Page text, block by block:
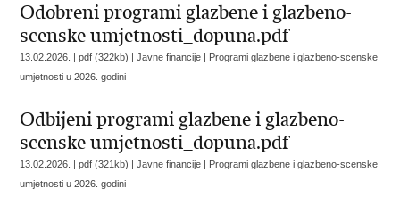
Odobreni programi glazbene i glazbeno-
scenske umjetnosti_dopuna.pdf
13.02.2026. | pdf (322kb) | Javne financije | Programi glazbene i glazbeno-scenske
umjetnosti u 2026. godini
Odbijeni programi glazbene i glazbeno-
scenske umjetnosti_dopuna.pdf
13.02.2026. | pdf (321kb) | Javne financije | Programi glazbene i glazbeno-scenske
umjetnosti u 2026. godini